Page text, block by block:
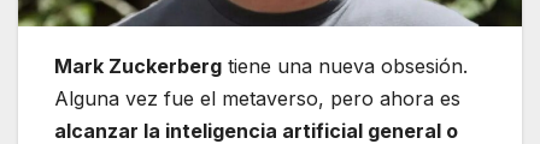
Mark Zuckerberg tiene una nueva obsesión.
Alguna vez fue el metaverso, pero ahora es
alcanzar la inteligencia artificial general o